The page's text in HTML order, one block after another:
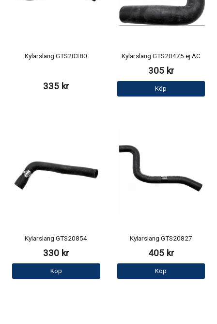
Kylarslang GTS20380
335 kr
Kylarslang GTS20475 ej AC
305 kr
Köp
Kylarslang GTS20854
330 kr
Köp
Kylarslang GTS20827
405 kr
Köp